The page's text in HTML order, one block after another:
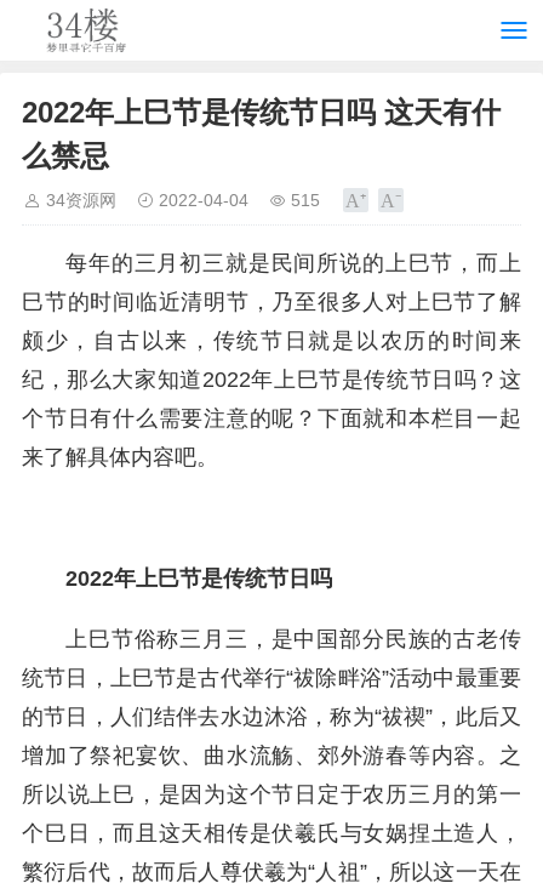
2022年上巳节是传统节日吗 这天有什
么禁忌
34资源网 2022-04-04 515
每年的三月初三就是民间所说的上巳节，而上
巳节的时间临近清明节，乃至很多人对上巳节了解
颇少，自古以来，传统节日就是以农历的时间来
纪，那么大家知道2022年上巳节是传统节日吗？这
个节日有什么需要注意的呢？下面就和本栏目一起
来了解具体内容吧。
2022年上巳节是传统节日吗
上巳节俗称三月三，是中国部分民族的古老传
统节日，上巳节是古代举行“祓除畔浴”活动中最重要
的节日，人们结伴去水边沐浴，称为“祓禊”，此后又
增加了祭祀宴饮、曲水流觞、郊外游春等内容。之
所以说上巳，是因为这个节日定于农历三月的第一
个巳日，而且这天相传是伏羲氏与女娲捏土造人，
繁衍后代，故而后人尊伏羲为“人祖”，所以这一天在